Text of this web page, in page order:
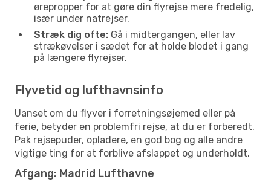
ørepropper for at gøre din flyrejse mere fredelig,
især under natrejser.
Stræk dig ofte: Gå i midtergangen, eller lav
strækøvelser i sædet for at holde blodet i gang
på længere flyrejser.
Flyvetid og lufthavnsinfo
Uanset om du flyver i forretningsøjemed eller på
ferie, betyder en problemfri rejse, at du er forberedt.
Pak rejsepuder, opladere, en god bog og alle andre
vigtige ting for at forblive afslappet og underholdt.
Afgang: Madrid Lufthavne